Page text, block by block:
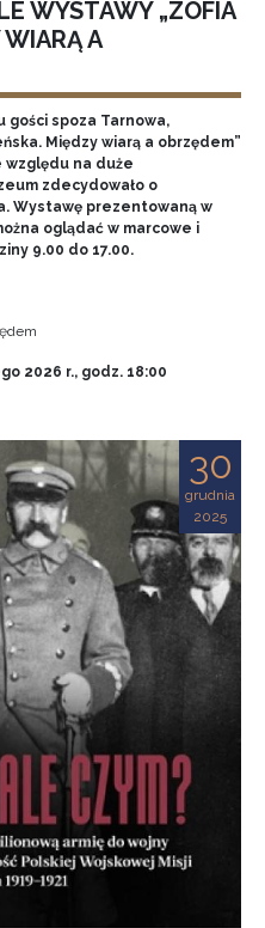
WYSTAWY „ZOFIA
A
gości spoza Tarnowa,
Między wiarą a obrzędem”
względu na duże
zdecydowało o
Wystawę prezentowaną w
oglądać w marcowe i
9.00 do 17.00.
2026 r., godz. 18:00
30
grudnia
2025